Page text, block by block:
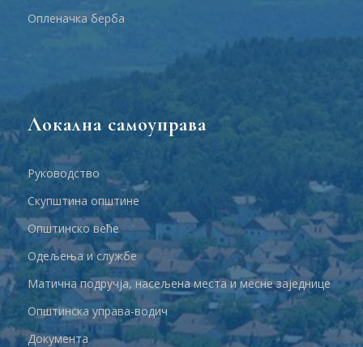
Опленачка берба
Локална самоуправа
Руководство
Скупштина општине
Општинско веће
Одељења и службе
Матична подручја, насељена места и месне заједнице
Општинска управа-водич
Документа